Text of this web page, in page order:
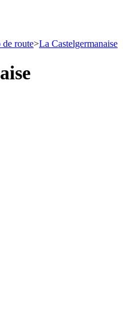
de route>La Castelgermanaise